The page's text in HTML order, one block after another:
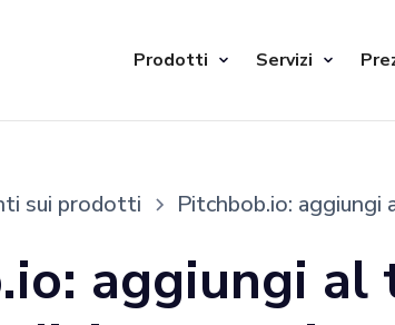
Prodotti Servizi
sui prodotti Pitchbob.io:
aggiungi